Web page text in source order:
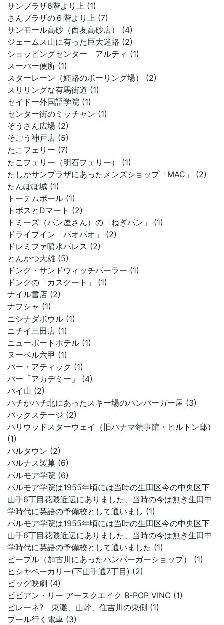
サンプラザ6階より上 (1)
さんプラザの６階より上 (7)
サンモール高砂（西友高砂店） (4)
ジェームス山に有った巨大迷路 (2)
ショッピングセンター アルティ (1)
スーパー便所 (1)
スターレーン（姫路のボーリング場） (2)
スリリングな有馬街道 (1)
セイドー外国語学院 (1)
センター街のミッチャン (1)
ぞうさん広場 (2)
そごう神戸店 (5)
たこフェリー (7)
たこフェリー（明石フェリー） (1)
たしかサンプラザにあったメンズショップ「MAC」 (2)
たんぽぽ城 (1)
トーテムポール (1)
トポスとDマート (2)
トミーズ（パン屋さん）の「ねぎパン」 (1)
ドライブイン「パオパオ」 (2)
ドレミファ噴水パレス (2)
とんかつ大雄 (5)
ドンク・サンドウィッチパーラー (1)
ドンクの「カスクート」 (1)
ナイル書店 (2)
ナフシャ (1)
ニシナダボウル (1)
ニチイ三田店 (1)
ニューポートホテル (1)
ヌーベル六甲 (1)
バー・アティック (1)
バー「アカデミー」 (4)
パイ山 (2)
ハチかハチ北にあったスキー場のハンバーガー屋 (3)
バックステージ (2)
ハリウッドスターウェイ（旧パナマ領事館・ヒルトン邸）
(1)
パルタウン (2)
パルナス製菓 (6)
パルモア学院 (6)
パルモア学院は1955年頃には当時の生田区今の中央区下
山手6丁目花隈近辺にありました、当時の今は無き生田中
学時代に英語の予備校として通いまし (1)
パルモア学院は1955年頃には当時の生田区今の中央区下
山手6丁目花隈近辺にありました、当時の今は無き生田中
学時代に英語の予備校として通いました (1)
ピープル（加古川にあったハンバーガーショップ） (1)
ヒシヤベーカリー(下山手通7丁目) (2)
ビッグ映劇 (4)
ビビアン・リー アースクエイク B-POP VINC (1)
ピレーネ? 東灘、山幹、住吉川の東側 (1)
プール行く電車 (3)